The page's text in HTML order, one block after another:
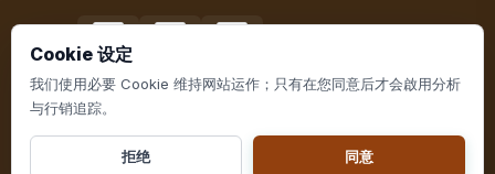
© 2026 泰富盈生活百货. All rights reserved.
Cookie 设定
我们使用必要 Cookie 维持网站运作；只有在您同意后才会啟用分析
与行销追踪。
拒绝 同意